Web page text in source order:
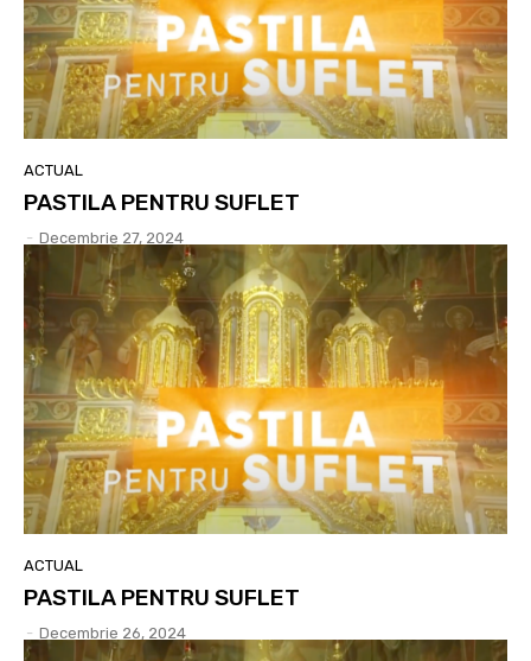
ACTUAL
PASTILA PENTRU SUFLET
- Decembrie 27, 2024
ACTUAL
PASTILA PENTRU SUFLET
- Decembrie 26, 2024